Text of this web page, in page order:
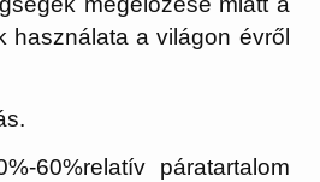
használata a világon évről
60%relatív páratartalom